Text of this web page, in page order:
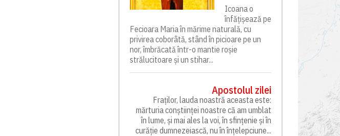
Icoana o
înfățișează pe
Fecioara Maria în mărime naturală, cu
privirea coborâtă, stând în picioare pe un
nor, îmbrăcată într-o mantie roșie
strălucitoare și un stihar...
Apostolul zilei
Fraților, lauda noastră aceasta este:
mărturia conștiinței noastre că am umblat
în lume, și mai ales la voi, în sfințenie și în
curăție dumnezeiască, nu în înțelepciune...